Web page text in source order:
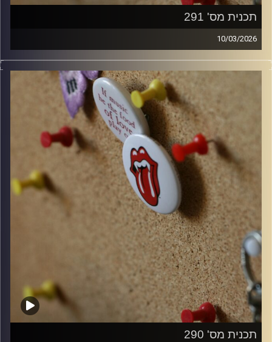
תכנית מס' 291
10/03/2026
קלאסיקות רוק עם אורן הוף.
włodi
תכנית מס' 290